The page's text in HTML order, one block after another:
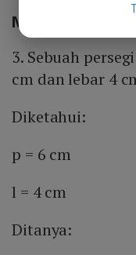
Menghitung
3. Sebuah
cm dan lebar 4
Diketahui:
p = 6 cm
l = 4 cm
Ditanya: